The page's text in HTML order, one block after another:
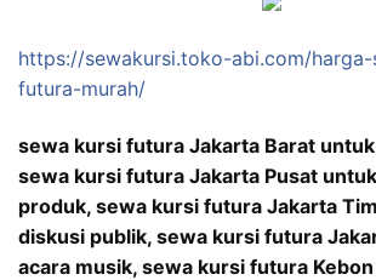
https://sewakursi.toko-abi.com/
futura-murah/
sewa kursi futura Jakarta Barat
sewa kursi futura Jakarta Pusat
produk, sewa kursi futura Jakarta
diskusi publik, sewa kursi futura
acara musik, sewa kursi futura